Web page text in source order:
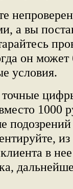
а вы
он
условия.
1000
в